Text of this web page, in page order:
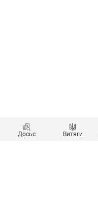
Досьє Витяги